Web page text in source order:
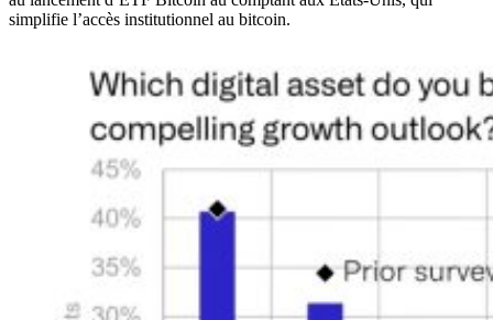
simplifie l’accès institutionnel au bitcoin.